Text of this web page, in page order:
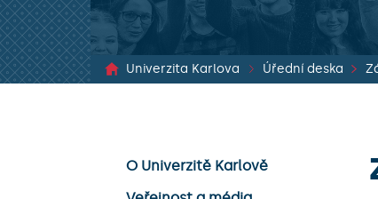
Univerzita Karlova Úřední deska
O Univerzitě Karlově